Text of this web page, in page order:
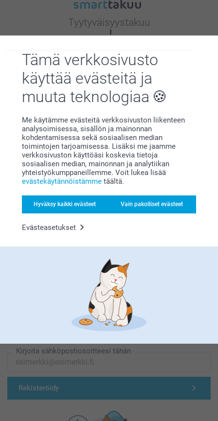
Tämä verkkosivusto
käyttää evästeitä ja
muuta teknologiaa
Me käytämme evästeitä verkkosivuston liikenteen
analysoimisessa, sisällön ja mainonnan
kohdentamisessa sekä sosiaalisen median
toimintojen tarjoamisessa. Lisäksi me jaamme
verkkosivuston käyttöäsi koskevia tietoja
sosiaalisen median, mainonnan ja analytiikan
yhteistyökumppaneillemme. Voit lukea lisää
evästekäytännöistämme täältä.
Hyväksy kaikki evästeet Vain pakolliset evästeet
Evästeasetukset
Tyytyväisyystakuu
Bonusta kaikista tilauksista
Etsitkö inspiraatiota?
Olemme täällä sinun vuoksesi
Tilaa uutiskirje
Kirjoita sähköpostiosoitteesi tähän
Rekisteröidy